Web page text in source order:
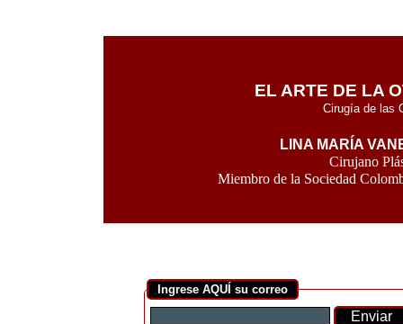
EL ARTE DE LA
Cirugía de las
LINA MARÍA
Cirujano
Miembro de la Sociedad
Ingrese AQUÍ su correo